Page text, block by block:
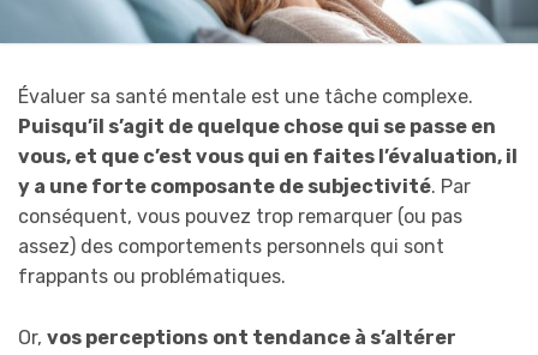
Évaluer sa santé mentale est une tâche complexe.
Puisqu’il s’agit de quelque chose qui se passe en
vous, et que c’est vous qui en faites l’évaluation, il
y a une forte composante de subjectivité. Par
conséquent, vous pouvez trop remarquer (ou pas
assez) des comportements personnels qui sont
frappants ou problématiques.
Or, vos perceptions ont tendance à s’altérer